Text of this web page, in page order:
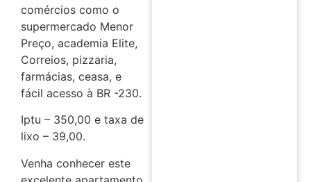
comércios como o
supermercado Menor
Preço, academia Elite,
Correios, pizzaria,
farmácias, ceasa, e
fácil acesso à BR -230.
Iptu – 350,00 e taxa de
lixo – 39,00.
Venha conhecer este